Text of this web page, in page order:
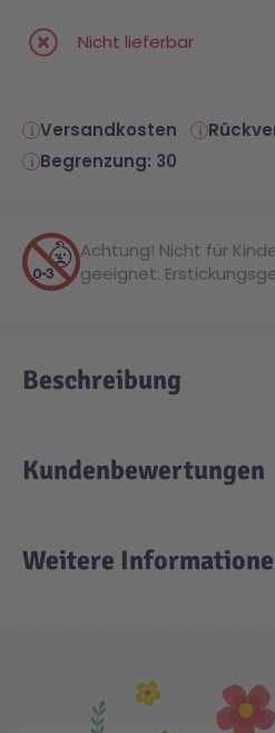
Minecraft™
Minifiguren
Speed Champions
Aktion
LEGO® Blumen
NOVELMORE
Sports Action
Wiltopia
Nicht lieferbar
Versandkosten
Begrenzung: 30
Achtung! Nicht für
geeignet.
Beschreibung
Kundenbewertungen
Weitere